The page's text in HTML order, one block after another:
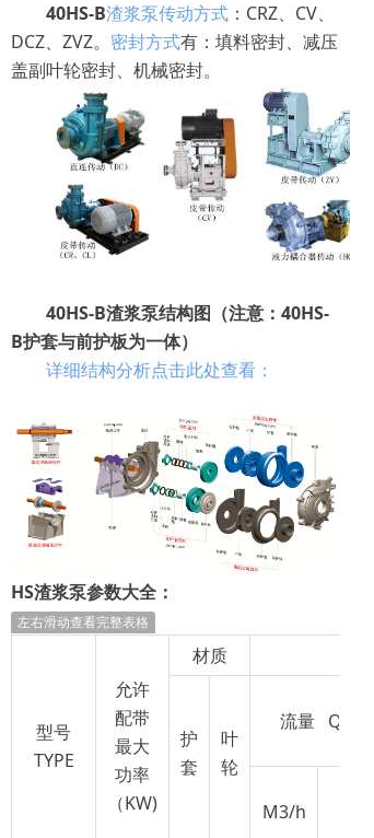
40HS-B渣浆泵传动方式 ：CRZ、CV、
DCZ、ZVZ。 密封方式有：填料密封、减压
盖副叶轮密封、机械密封。
40HS-B渣浆泵结构图（注意：40HS-
B护套与前护板为一体）
详细结构分析点击此处查看：
HS渣浆泵参数大全：
左右滑动查看完整表格
型号
TYPE
允许
配带
最大
功率
（KW)
材质
护
套
叶
轮
流量 Q
M3/h